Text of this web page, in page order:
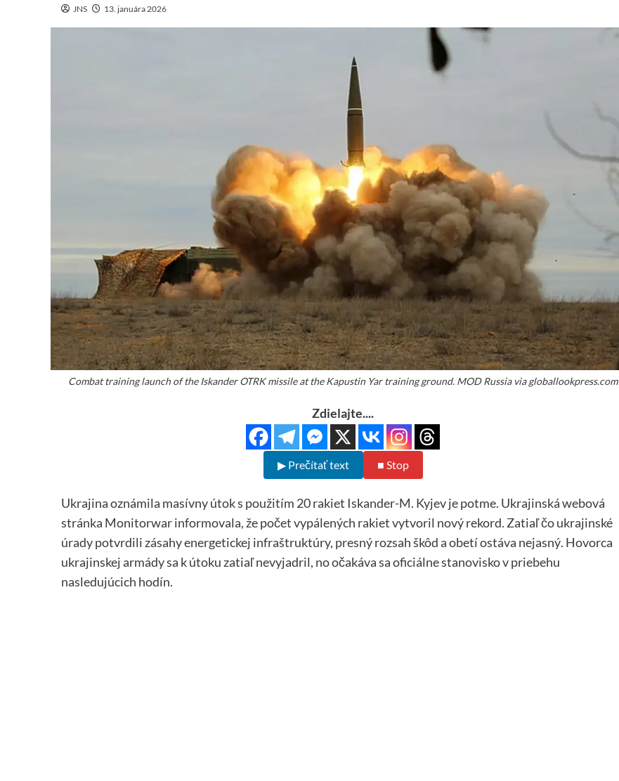
JNS 13. januára 2026
Combat training launch of the Iskander OTRK missile at the Kapustin Yar training ground. MOD Russia via globallookpress.com
Zdielajte....
▶ Prečítať text ■ Stop
Ukrajina oznámila masívny útok s použitím 20 rakiet Iskander-M. Kyjev je potme. Ukrajinská webová
stránka Monitorwar informovala, že počet vypálených rakiet vytvoril nový rekord. Zatiaľ čo ukrajinské
úrady potvrdili zásahy energetickej infraštruktúry, presný rozsah škôd a obetí ostáva nejasný. Hovorca
ukrajinskej armády sa k útoku zatiaľ nevyjadril, no očakáva sa oficiálne stanovisko v priebehu
nasledujúcich hodín.